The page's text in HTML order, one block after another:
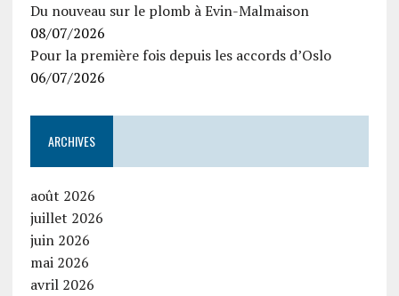
Du nouveau sur le plomb à Evin-Malmaison
08/07/2026
Pour la première fois depuis les accords d’Oslo
06/07/2026
ARCHIVES
août 2026
juillet 2026
juin 2026
mai 2026
avril 2026